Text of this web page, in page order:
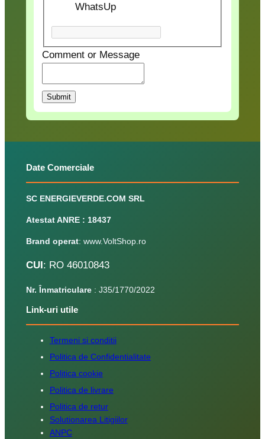
WhatsUp
Comment or Message
Submit
Date Comerciale
SC ENERGIEVERDE.COM SRL
Atestat ANRE : 18437
Brand operat: www.VoltShop.ro
CUI: RO 46010843
Nr. Înmatriculare: J35/1770/2022
Link-uri utile
Termeni si conditii
Politica de Confidentialitate
Politica cookie
Politica de livrare
Politica de retur
Solutionarea Litigiilor
ANPC